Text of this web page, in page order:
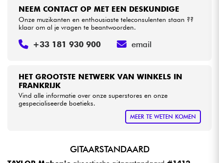
HET GROOTSTE NETWERK VAN WINKELS IN
FRANKRIJK
Vind alle informatie over onze superstores en onze
gespecialiseerde boetieks.
MEER TE WETEN KOMEN
NEEM CONTACT OP MET EEN DESKUNDIGE
Onze muzikanten en enthousiaste teleconsulenten staan ??
klaar om al je vragen te beantwoorden.
+33 181 930 900 email
GITAARSTANDAARD